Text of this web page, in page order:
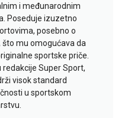
i međunarodnim
Poseduje izuzetno
posebno o
mu omogućava da
sportske priče.
redakcije Super Sport,
visok standard
u sportskom